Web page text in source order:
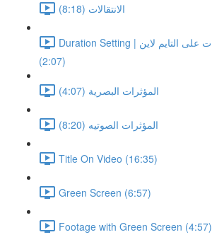
الانتقالات (8:18)
Duration Setting | توحيد سرعة الفيديوهات على التايم لاين
(2:07)
المؤثرات البصرية (4:07)
المؤثرات الصوتيه (8:20)
Title On Video (16:35)
Green Screen (6:57)
Footage with Green Screen (4:57)